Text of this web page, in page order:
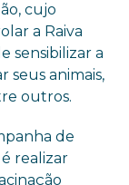
cujo
a Raiva
sensibilizar a
seus animais,
outros.
de
realizar